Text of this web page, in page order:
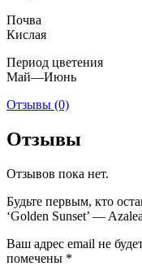
Почва
Кислая
Период цветения
Май—Июнь
Отзывы (0)
Отзывы
Отзывов пока нет.
Будьте первым, кто
‘Golden Sunset’ —
Ваш адрес email не
помечены *